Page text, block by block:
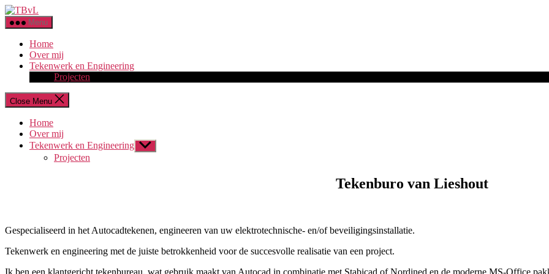
Skip
to
the
content
Menu
Home
Over mij
Tekenwerk en Engineering
Projecten
Close Menu
Home
Over mij
Tekenwerk en Engineering Show
sub
Projecten
Tekenburo van Lieshout
Gespecialiseerd in het Autocadtekenen, engineeren van uw elektrotechnische- en/of beveiligingsinstallatie.
Tekenwerk en engineering met de juiste betrokkenheid voor de succesvolle realisatie van een project.
Ik ben een klantgericht tekenbureau, wat gebruik maakt van Autocad in combinatie met Stabicad of Nordined en de moderne MS-Office